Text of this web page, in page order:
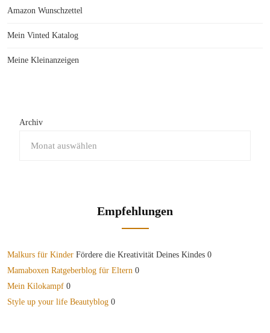
Amazon Wunschzettel
Mein Vinted Katalog
Meine Kleinanzeigen
Archiv
Empfehlungen
Malkurs für Kinder Fördere die Kreativität Deines Kindes 0
Mamaboxen Ratgeberblog für Eltern 0
Mein Kilokampf 0
Style up your life Beautyblog 0